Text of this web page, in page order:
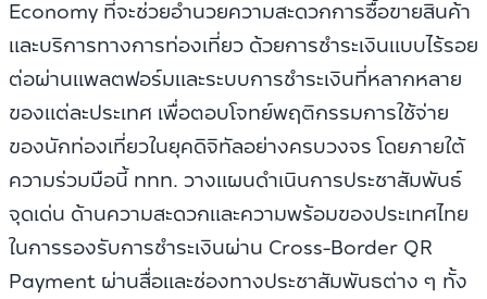
Economy ที่จะช่วยอำนวยความสะดวกการซื้อขายสินค้า
และบริการทางการท่องเที่ยว ด้วยการชำระเงินแบบไร้รอย
ต่อผ่านแพลตฟอร์มและระบบการชำระเงินที่หลากหลาย
ของแต่ละประเทศ เพื่อตอบโจทย์พฤติกรรมการใช้จ่าย
ของนักท่องเที่ยวในยุคดิจิทัลอย่างครบวงจร โดยภายใต้
ความร่วมมือนี้ ททท. วางแผนดำเนินการประชาสัมพันธ์
จุดเด่น ด้านความสะดวกและความพร้อมของประเทศไทย
ในการรองรับการชำระเงินผาน Cross-Border QR
Payment ผ่านสื่อและช่องทางประชาสัมพันธต่าง ๆ ทั้ง